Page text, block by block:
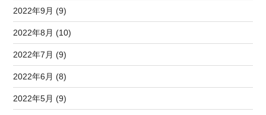
2022年9月 (9)
2022年8月 (10)
2022年7月 (9)
2022年6月 (8)
2022年5月 (9)